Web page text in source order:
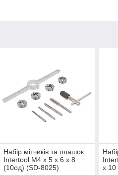
Набір мітчиків та плашок
Intertool M4 x 5 x 6 x 8
(10од) (SD-8025)
x 10